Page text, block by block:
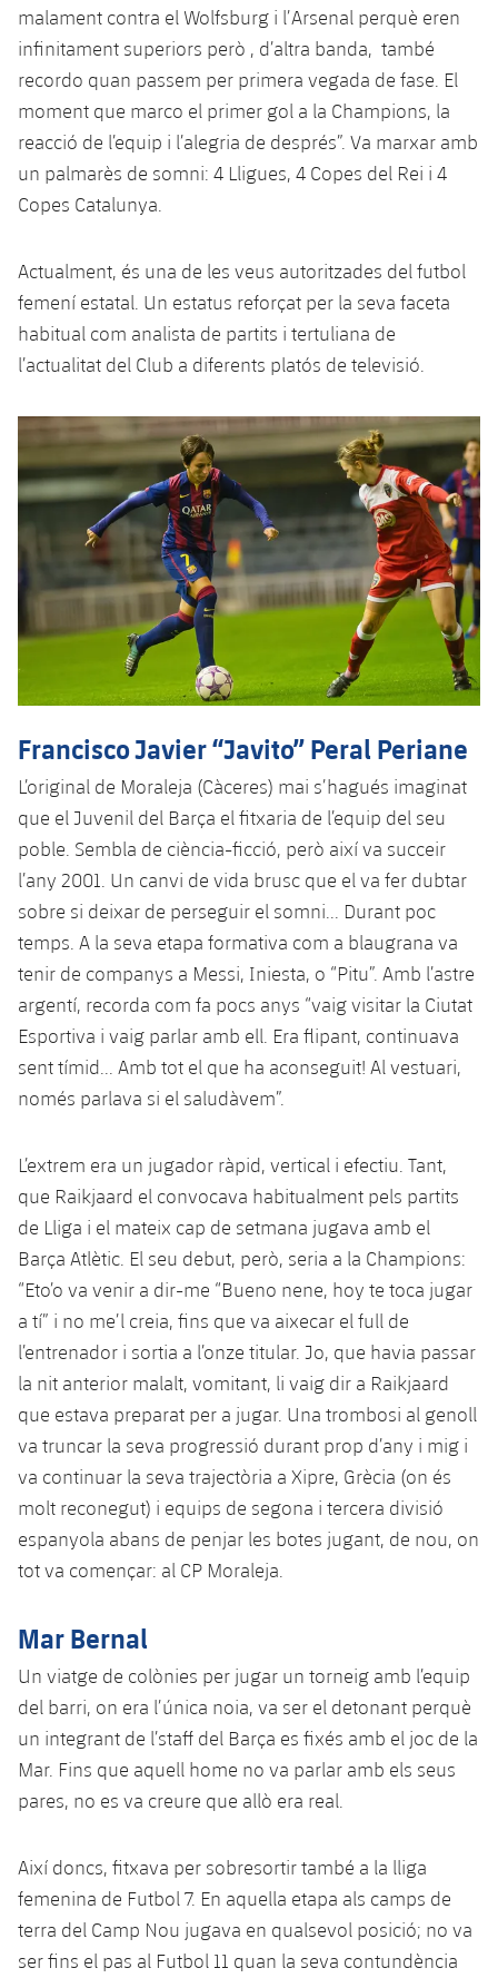
malament contra el Wolfsburg i l’Arsenal perquè eren
infinitament superiors però , d’altra banda, també
recordo quan passem per primera vegada de fase. El
moment que marco el primer gol a la Champions, la
reacció de l’equip i l’alegria de després”. Va marxar amb
un palmarès de somni: 4 Lligues, 4 Copes del Rei i 4
Copes Catalunya.
Actualment, és una de les veus autoritzades del futbol
femení estatal. Un estatus reforçat per la seva faceta
habitual com analista de partits i tertuliana de
l’actualitat del Club a diferents platós de televisió.
Francisco Javier “Javito” Peral Periane
L’original de Moraleja (Càceres) mai s’hagués imaginat
que el Juvenil del Barça el fitxaria de l’equip del seu
poble. Sembla de ciència-ficció, però així va succeir
l’any 2001. Un canvi de vida brusc que el va fer dubtar
sobre si deixar de perseguir el somni... Durant poc
temps. A la seva etapa formativa com a blaugrana va
tenir de companys a Messi, Iniesta, o “Pitu”. Amb l’astre
argentí, recorda com fa pocs anys “vaig visitar la Ciutat
Esportiva i vaig parlar amb ell. Era flipant, continuava
sent tímid... Amb tot el que ha aconseguit! Al vestuari,
només parlava si el saludàvem”.
L’extrem era un jugador ràpid, vertical i efectiu. Tant,
que Raikjaard el convocava habitualment pels partits
de Lliga i el mateix cap de setmana jugava amb el
Barça Atlètic. El seu debut, però, seria a la Champions:
“Eto’o va venir a dir-me “Bueno nene, hoy te toca jugar
a tí” i no me’l creia, fins que va aixecar el full de
l’entrenador i sortia a l’onze titular. Jo, que havia passar
la nit anterior malalt, vomitant, li vaig dir a Raikjaard
que estava preparat per a jugar. Una trombosi al genoll
va truncar la seva progressió durant prop d’any i mig i
va continuar la seva trajectòria a Xipre, Grècia (on és
molt reconegut) i equips de segona i tercera divisió
espanyola abans de penjar les botes jugant, de nou, on
tot va començar: al CP Moraleja.
Mar Bernal
Un viatge de colònies per jugar un torneig amb l’equip
del barri, on era l’única noia, va ser el detonant perquè
un integrant de l’staff del Barça es fixés amb el joc de la
Mar. Fins que aquell home no va parlar amb els seus
pares, no es va creure que allò era real.
Així doncs, fitxava per sobresortir també a la lliga
femenina de Futbol 7. En aquella etapa als camps de
terra del Camp Nou jugava en qualsevol posició; no va
ser fins el pas al Futbol 11 quan la seva contundència